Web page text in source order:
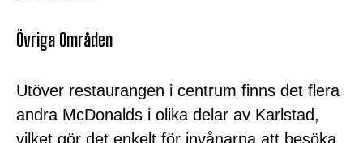
Övriga Områden
Utöver restaurangen i centrum finns det flera
andra McDonalds i olika delar av Karlstad,
vilket gör det enkelt för invånarna att besöka